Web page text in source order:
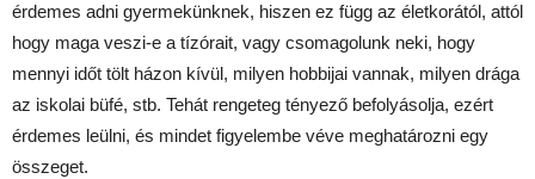
érdemes adni gyermekünknek, hiszen ez függ az életkorától, attól
hogy maga veszi-e a tízórait, vagy csomagolunk neki, hogy
mennyi időt tölt házon kívül, milyen hobbijai vannak, milyen drága
az iskolai büfé, stb. Tehát rengeteg tényező befolyásolja, ezért
érdemes leülni, és mindet figyelembe véve meghatározni egy
összeget.